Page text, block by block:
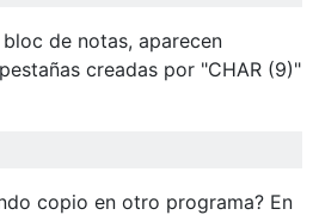
de notas, aparecen
creadas por "CHAR (9)"
copio en otro programa? En